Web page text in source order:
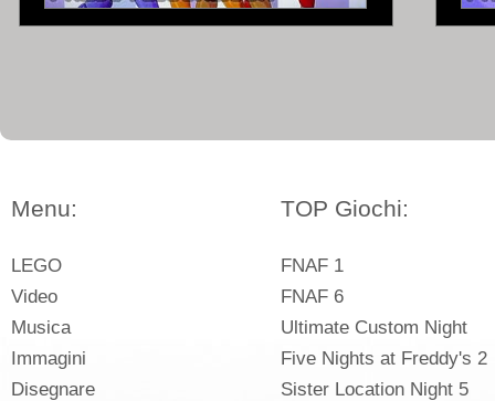
Menu:
LEGO
Video
Musica
Immagini
Disegnare
TOP Giochi:
FNAF 1
FNAF 6
Ultimate Custom Night
Five Nights at Freddy's 2
Sister Location Night 5